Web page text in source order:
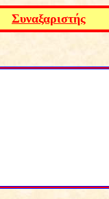
Συναξαριστής